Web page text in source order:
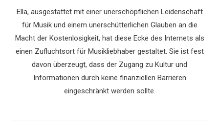
Ella, ausgestattet mit einer unerschöpflichen Leidenschaft
für Musik und einem unerschütterlichen Glauben an die
Macht der Kostenlosigkeit, hat diese Ecke des Internets als
einen Zufluchtsort für Musikliebhaber gestaltet. Sie ist fest
davon überzeugt, dass der Zugang zu Kultur und
Informationen durch keine finanziellen Barrieren
eingeschränkt werden sollte.